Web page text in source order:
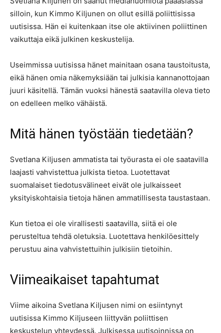
silloin, kun Kimmo Kiljunen on ollut esillä poliittisissa
uutisissa. Hän ei kuitenkaan itse ole aktiivinen poliittinen
vaikuttaja eikä julkinen keskustelija.
Useimmissa uutisissa hänet mainitaan osana taustoitusta,
eikä hänen omia näkemyksiään tai julkisia kannanottojaan
juuri käsitellä. Tämän vuoksi hänestä saatavilla oleva tieto
on edelleen melko vähäistä.
Mitä hänen työstään tiedetään?
Svetlana Kiljusen ammatista tai työurasta ei ole saatavilla
laajasti vahvistettua julkista tietoa. Luotettavat
suomalaiset tiedotusvälineet eivät ole julkaisseet
yksityiskohtaisia tietoja hänen ammatillisesta taustastaan.
Kun tietoa ei ole virallisesti saatavilla, siitä ei ole
perusteltua tehdä oletuksia. Luotettava henkilöesittely
perustuu aina vahvistettuihin julkisiin tietoihin.
Viimeaikaiset tapahtumat
Viime aikoina Svetlana Kiljusen nimi on esiintynyt
uutisissa Kimmo Kiljuseen liittyvän poliittisen
keskustelun yhteydessä. Julkisessa uutisoinnissa on